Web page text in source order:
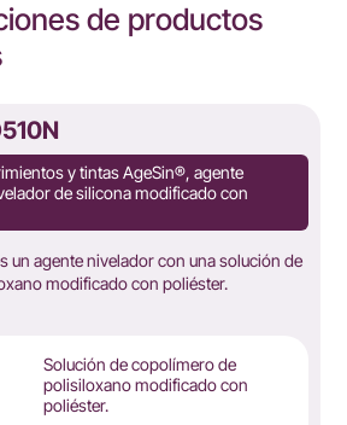
de productos
y tintas AgeSin®, agente
de silicona modificado con
un agente nivelador con una solución de
modificado con poliéster.
Solución de copolímero de
polisiloxano modificado con
poliéster.